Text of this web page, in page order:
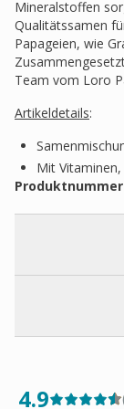
Mineralstoffen
Qualitätssamen
Papageien, wie
Team vom Loro
Artikeldetails:
Mit
4.9